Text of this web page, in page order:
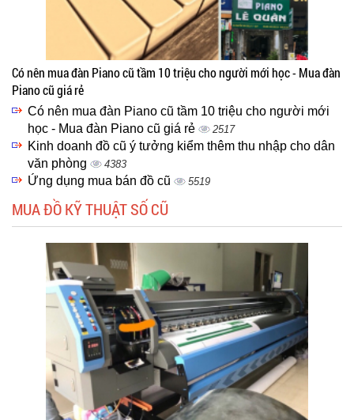
Có nên mua đàn Piano cũ tầm 10 triệu cho người mới học - Mua đàn
Piano cũ giá rẻ
Có nên mua đàn Piano cũ tầm 10 triệu cho người mới
học - Mua đàn Piano cũ giá rẻ
2517
Kinh doanh đồ cũ ý tưởng kiểm thêm thu nhập cho dân
văn phòng
4383
Ứng dụng mua bán đồ cũ 5519
MUA ĐỒ KỸ THUẬT SỐ CŨ